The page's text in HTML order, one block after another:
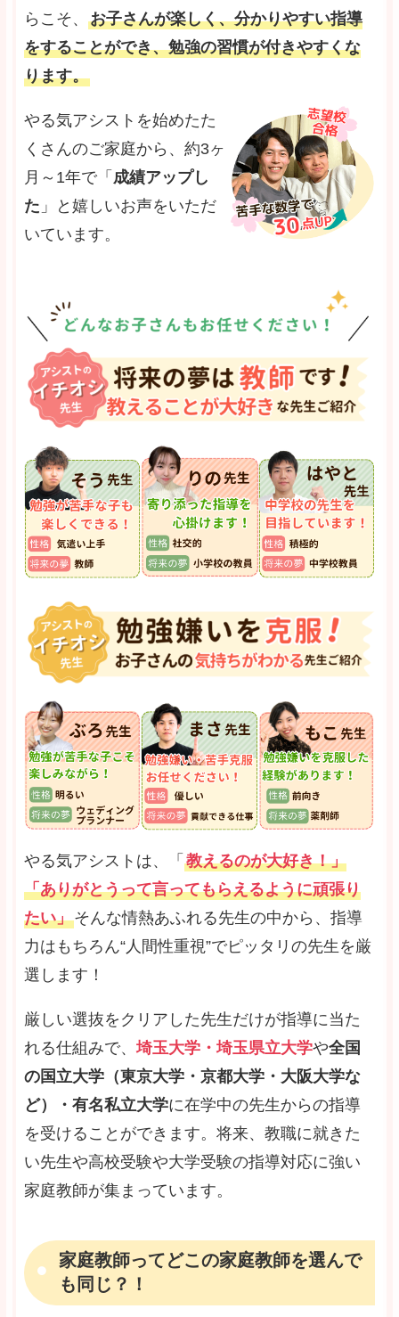
らこそ、 お子さんが楽しく、分かりやすい指導
をすることができ、勉強の習慣が付きやすくな
ります。
やる気アシストを始めたた
くさんのご家庭から、約3ヶ
月～1年で「 成績アップし
た 」と嬉しいお声をいただ
いています。
やる気アシストは、「 教えるのが大好き！」
「ありがとうって言ってもらえるように頑張り
たい」そんな情熱あふれる先生の中から、指導
力はもちろん“人間性重視”でピッタリの先生を厳
選します！
厳しい選抜をクリアした先生だけが指導に当た
れる仕組みで、埼玉大学・埼玉県立大学や全国
の国立大学（東京大学・京都大学・大阪大学な
ど）・有名私立大学に在学中の先生からの指導
を受けることができます。将来、教職に就きた
い先生や高校受験や大学受験の指導対応に強い
家庭教師が集まっています。
家庭教師ってどこの家庭教師を選んで
も同じ？！